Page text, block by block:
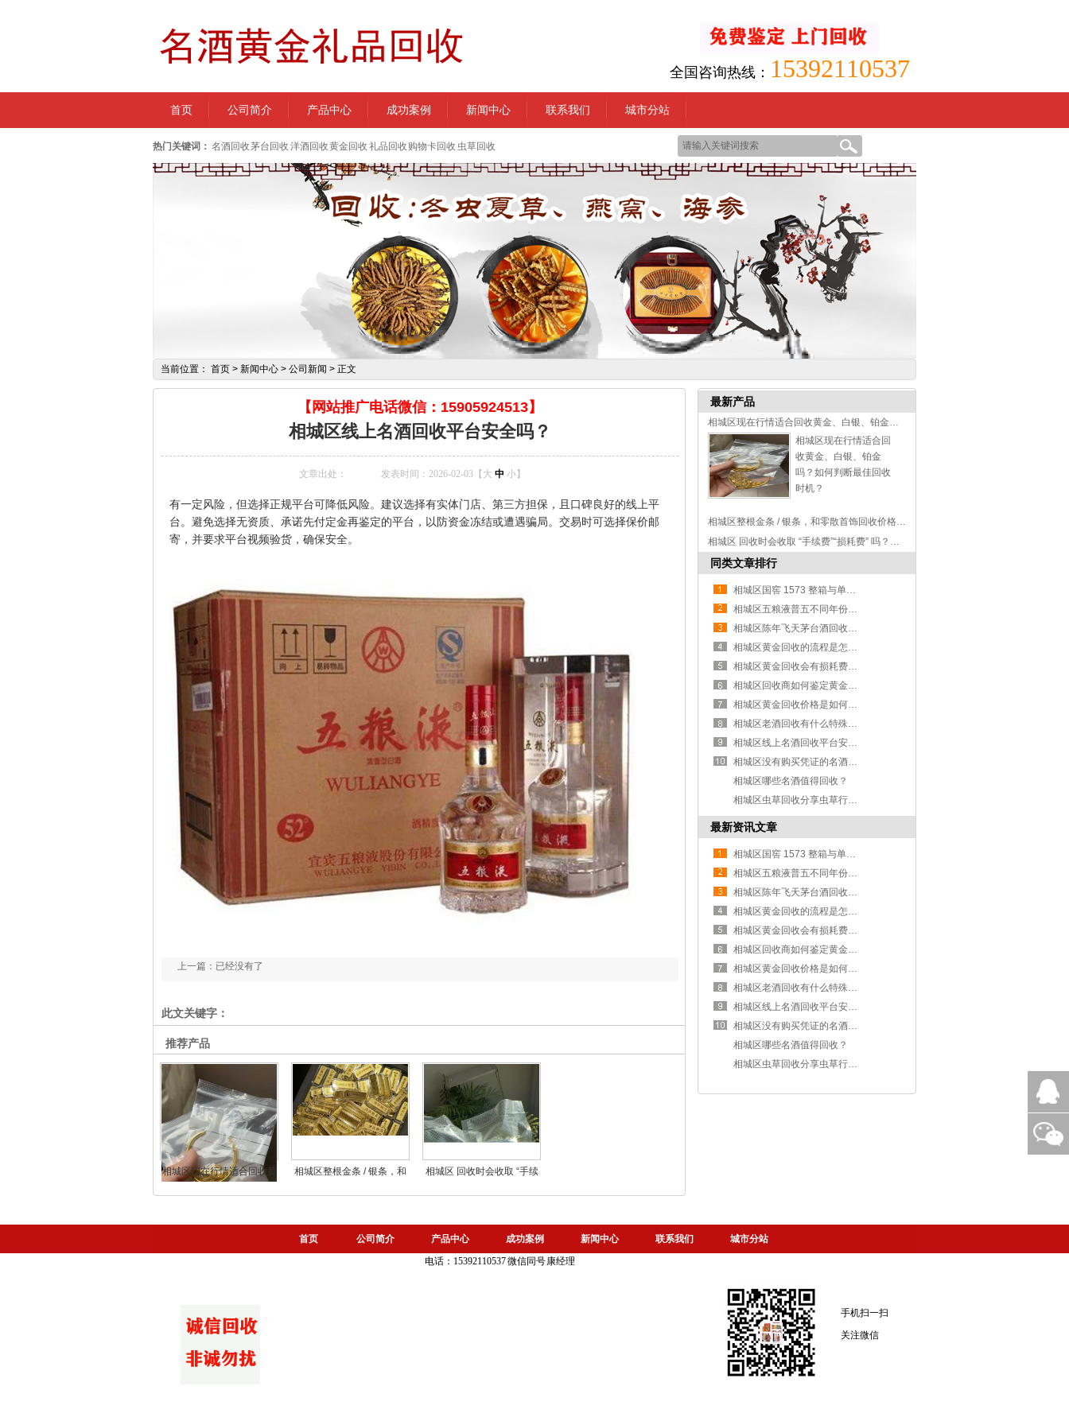
全国咨询热线： 15392110537
首页 公司简介 产品中心 成功案例 新闻中心 联系我们 城市分站
热门关键词： 名酒回收 茅台回收 洋酒回收 黄金回收 礼品回收 购物卡回收 虫草回收
当前位置： 首页 > 新闻中心 > 公司新闻 > 正文
【网站推广电话微信：15905924513】
相城区线上名酒回收平台安全吗？
文章出处： 发表时间：2026-02-03【 大 中 小】
有一定风险，但选择正规平台可降低风险。建议选择有实体门店、第三方担保，且口碑良好的线上平
台。避免选择无资质、承诺先付定金再鉴定的平台，以防资金冻结或遭遇骗局。交易时可选择保价邮
寄，并要求平台视频验货，确保安全。
上一篇：已经没有了
此文关键字：
推荐产品
相城区现在行情适合回收黄
相城区整根金条 / 银条，和
相城区 回收时会收取 “手续
最新产品
相城区现在行情适合回收黄金、白银、铂金吗？如何判断最佳回收时机？
相城区现在行情适合回
收黄金、白银、铂金
吗？如何判断最佳回收
时机？
相城区整根金条 / 银条，和零散首饰回收价格有差异吗？
相城区 回收时会收取 “手续费”“损耗费” 吗？如何避免隐性收费？
同类文章排行
相城区国窖 1573 整箱与单瓶回收价格区别详解
相城区五粮液普五不同年份回收价格差异解析
相城区陈年飞天茅台酒回收价值评估指南
相城区黄金回收的流程是怎样的？
相城区黄金回收会有损耗费吗？
相城区回收商如何鉴定黄金纯度？
相城区黄金回收价格是如何确定的？
相城区老酒回收有什么特殊要求吗
相城区线上名酒回收平台安全吗？
相城区没有购买凭证的名酒能回收吗？
相城区哪些名酒值得回收？
相城区虫草回收分享虫草行业资讯
最新资讯文章
相城区国窖 1573 整箱与单瓶回收价格区别详解
相城区五粮液普五不同年份回收价格差异解析
相城区陈年飞天茅台酒回收价值评估指南
相城区黄金回收的流程是怎样的？
相城区黄金回收会有损耗费吗？
相城区回收商如何鉴定黄金纯度？
相城区黄金回收价格是如何确定的？
相城区老酒回收有什么特殊要求吗
相城区线上名酒回收平台安全吗？
相城区没有购买凭证的名酒能回收吗？
相城区哪些名酒值得回收？
相城区虫草回收分享虫草行业资讯
首页 公司简介 产品中心 成功案例 新闻中心 联系我们
城市分站
电话：15392110537 微信同号 康经理
手机扫一扫
关注微信